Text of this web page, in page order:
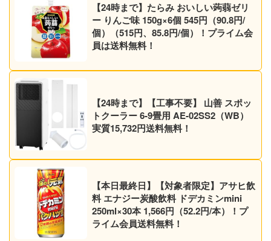
【24時まで】たらみ おいしい蒟蒻ゼリ
ー りんご味 150g×6個 545円（90.8円/
個）（515円、85.8円/個）！プライム会
員は送料無料！
【24時まで】【工事不要】 山善 スポッ
トクーラー 6-9畳用 AE-02SS2（WB）
実質15,732円送料無料！
【本日最終日】【対象者限定】アサヒ飲
料 エナジー炭酸飲料 ドデカミンmini
250ml×30本 1,566円（52.2円/本）！プ
ライム会員送料無料！